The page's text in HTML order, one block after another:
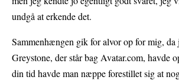
undgå at erkende det.
Sammenhængen gik for alvor op for mig,
Greystone, der står bag Avatar.com, havde
din tid havde man næppe forestillet sig at